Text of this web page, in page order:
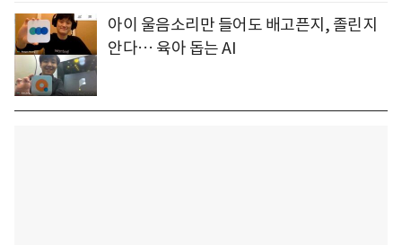
아이 울음소리만 들어도 배고픈지, 졸린지
안다… 육아 돕는 AI